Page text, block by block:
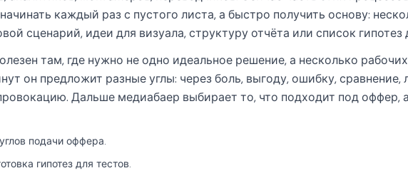
каждый раз с пустого листа, а быстро получить основу:
сценарий, идеи для визуала, структуру отчёта или список гипотез
там, где нужно не одно идеальное решение, а несколько
он предложит разные углы: через боль, выгоду, ошибку,
Дальше медиабаер выбирает то, что подходит под оффер,
подачи оффера.
гипотез для тестов.